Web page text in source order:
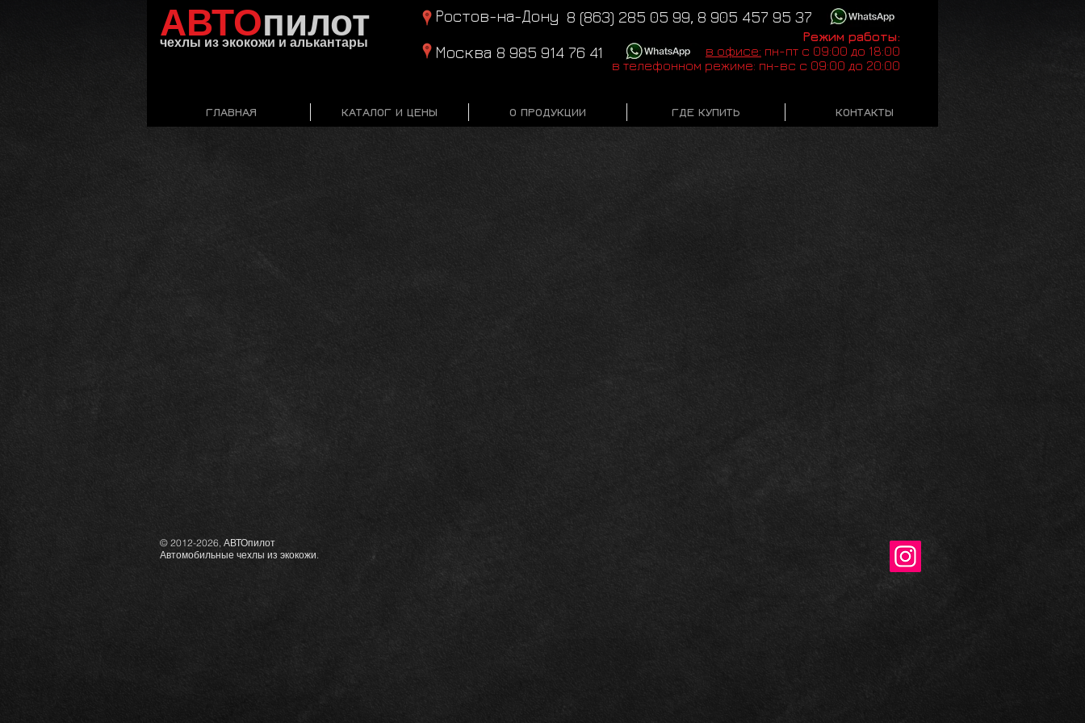
АВТО​​пилот
чехлы из экокожи и алькантары
Ростов-на-Дону 8 (863) 285 05 99, 8 905 457 95 37
Москва 8 985 914 76 41
Режим работы:
в офисе: пн-пт с 09:00 до 18:00
в телефонном режиме: пн-вс с 09:00 до 20:00
ГЛАВНАЯ КАТАЛОГ И ЦЕНЫ О ПРОДУКЦИИ ГДЕ КУПИТЬ КОНТАКТЫ
© 2012-2026, АВТОпилот
Автомобильные чехлы из экокожи.